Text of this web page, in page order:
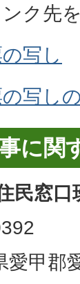
ク先
写し
写し
に関
民窓口
愛甲郡